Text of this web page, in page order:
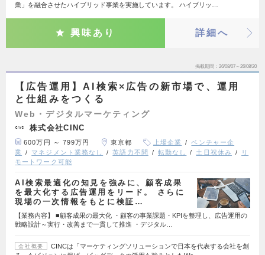
業」を融合させたハイブリッド事業を実施しています。 ハイブリッ…
興味あり 詳細へ
掲載期間 26/08/07～26/08/20
【広告運用】AI検索×広告の新市場で、運用
と仕組みをつくる
Web・デジタルマーケティング
株式会社CINC
600万円 ～ 799万円 東京都 上場企業
ベンチャー企
業
マネジメント業務なし 英語力不問 転勤なし 土日祝休み
リ
モートワーク可能
AI検索最適化の知見を強みに、顧客成果
を最大化する広告運用をリード。 さらに
現場の一次情報をもとに検証…
【業務内容】 ■顧客成果の最大化 ・顧客の事業課題・KPIを整理し、広告運用の
戦略設計～実行・改善まで一貫して推進 ・デジタル…
会社概要
CINCは「マーケティングソリューションで日本を代表する会社を創